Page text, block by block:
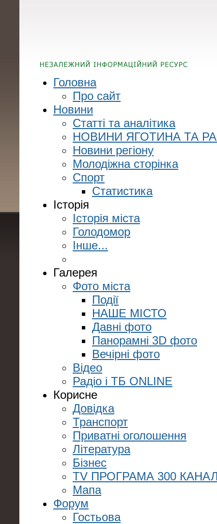
Головна
Про сайт
Новини
Статті та аналітика
НОВИНИ ЯГОТИНА ТА
Новини регіону
Молодіжна сторінка
Спорт
Статистика
Історія
Історія міста
Голодомор
Інше...
Галерея
Фото міста
Події
НАШЕ МІСТО
Давні фото
Панорамні 3D фото
Вечірні фото
Відео
Радіо і ТБ ONLINE
Корисне
Довідка
Транспорт
Приватні оголошення
Література
Бізнес
TV ПРОГРАМА 300
Мапа
Форум
Гостьова